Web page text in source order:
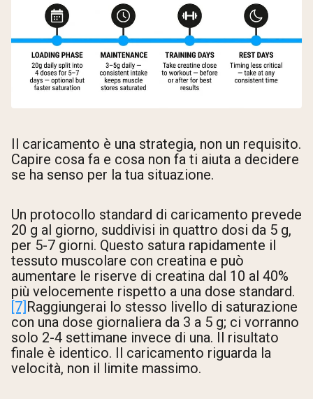
Il caricamento è una strategia, non un requisito.
Capire cosa fa e cosa non fa ti aiuta a decidere
se ha senso per la tua situazione.
Un protocollo standard di caricamento prevede
20 g al giorno, suddivisi in quattro dosi da 5 g,
per 5-7 giorni. Questo satura rapidamente il
tessuto muscolare con creatina e può
aumentare le riserve di creatina dal 10 al 40%
più velocemente rispetto a una dose standard.
[7] Raggiungerai lo stesso livello di saturazione
con una dose giornaliera da 3 a 5 g; ci vorranno
solo 2-4 settimane invece di una. Il risultato
finale è identico. Il caricamento riguarda la
velocità, non il limite massimo.